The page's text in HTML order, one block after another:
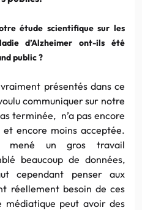
étude scientifique sur les
d’Alzheimer ont-ils été
public ?
présentés dans ce
communiquer sur notre
terminée, n’a pas encore
encore moins acceptée.
un gros travail
beaucoup de données,
cependant penser aux
réellement besoin de ces
médiatique peut avoir des